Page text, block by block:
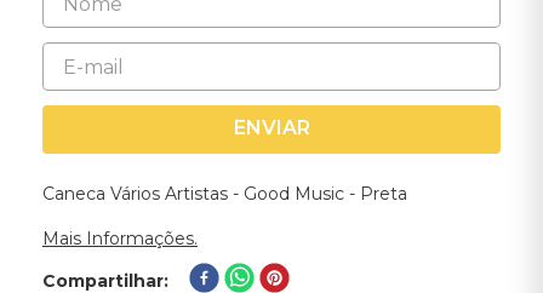
ENVIAR
Caneca Vários Artistas - Good Music - Preta
Mais Informações.
Compartilhar